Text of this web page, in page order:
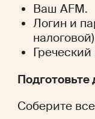
Ваш AFM.
Логин и
Соберите